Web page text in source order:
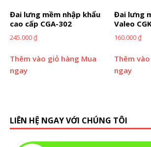
Đai lưng mềm nhập khẩu
cao cấp CGA-302
245.000₫
Thêm vào giỏ hàng Mua
ngay
Đai lưng
Valeo
160.000₫
Thêm
ngay
LIÊN HỆ NGAY VỚI CHÚNG TÔI